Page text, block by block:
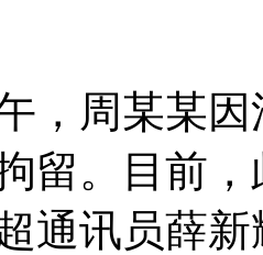
周某某因
留。目前
通讯员薛